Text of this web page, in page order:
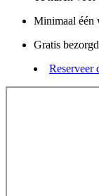
Minimaal één
Gratis
Reserveer